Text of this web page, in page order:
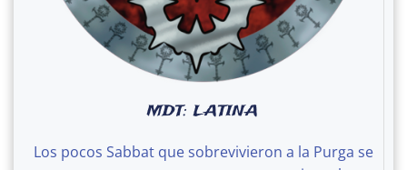
MDT: LATINA
Los pocos Sabbat que sobrevivieron a la Purga se